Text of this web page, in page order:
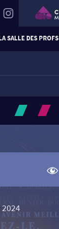
SALLE DES PROFS